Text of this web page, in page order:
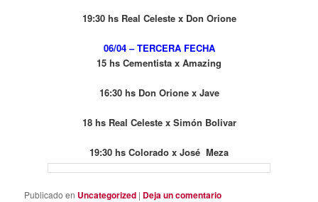
19:30 hs Real Celeste x Don Orione
06/04 – TERCERA FECHA
15 hs Cementista x Amazing
16:30 hs Don Orione x Jave
18 hs Real Celeste x Simón Bolivar
19:30 hs Colorado x José Meza
Publicado en Uncategorized | Deja un comentario